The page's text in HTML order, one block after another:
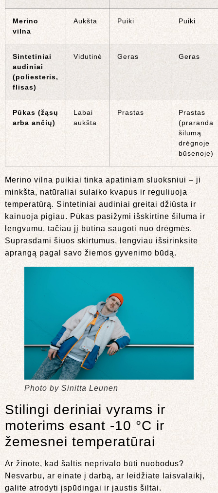
Merino
vilna
Aukšta Puiki Puiki
Sintetiniai
audiniai
(poliesteris,
flisas)
Vidutinė Geras Geras
Pūkas (žąsų
arba ančių)
Labai
aukšta
Prastas
Prastas
(praranda
šilumą
drėgnoje
būsenoje)
Merino vilna puikiai tinka apatiniam sluoksniui – ji
minkšta, natūraliai sulaiko kvapus ir reguliuoja
temperatūrą. Sintetiniai audiniai greitai džiūsta ir
kainuoja pigiau. Pūkas pasižymi išskirtine šiluma ir
lengvumu, tačiau jį būtina saugoti nuo drėgmės.
Suprasdami šiuos skirtumus, lengviau išsirinksite
aprangą pagal savo žiemos gyvenimo būdą.
Photo by Sinitta Leunen
Stilingi deriniai vyrams ir
moterims esant -10 °C ir
žemesnei temperatūrai
Ar žinote, kad šaltis neprivalo būti nuobodus?
Nesvarbu, ar einate į darbą, ar leidžiate laisvalaikį,
galite atrodyti įspūdingai ir jaustis šiltai.